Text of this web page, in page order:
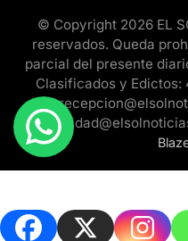
© Copyright 2026 EL
reservados. Queda
parcial del presente
Clasificados y Edictos: